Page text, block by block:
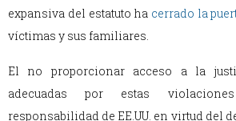
expansiva del estatuto ha cerrado la
víctimas y sus familiares.
El no proporcionar acceso a la
adecuadas por estas
responsabilidad de EE.UU. en virtud del